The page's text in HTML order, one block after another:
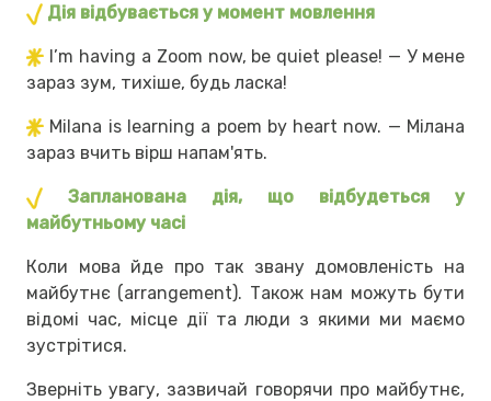
Дія відбувається у момент мовлення
I’m having a Zoom now, be quiet please! — У мене
зараз зум, тихіше, будь ласка!
Milana is learning a poem by heart now. — Мілана
зараз вчить вірш напам'ять.
Запланована дія, що відбудеться у
майбутньому часі
Коли мова йде про так звану домовленість на
майбутнє (arrangement). Також нам можуть бути
відомі час, місце дії та люди з якими ми маємо
зустрітися.
Зверніть увагу, зазвичай говорячи про майбутнє,